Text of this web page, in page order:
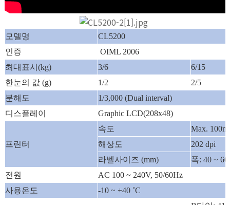
모델명
CL5200
인증
OIML 2006
최대표시(kg)
3/6
6/15
한눈의 값 (g)
1/2
2/5
분해도
1/3,000 (Dual interval)
디스플레이
Graphic LCD(208x48)
프린터
속도
Max.
해상도
202 dpi
라벨사이즈 (mm)
폭: 40 ~
전원
AC 100 ~ 240V, 50/60Hz
사용온도
-10 ~ +40 ˚C